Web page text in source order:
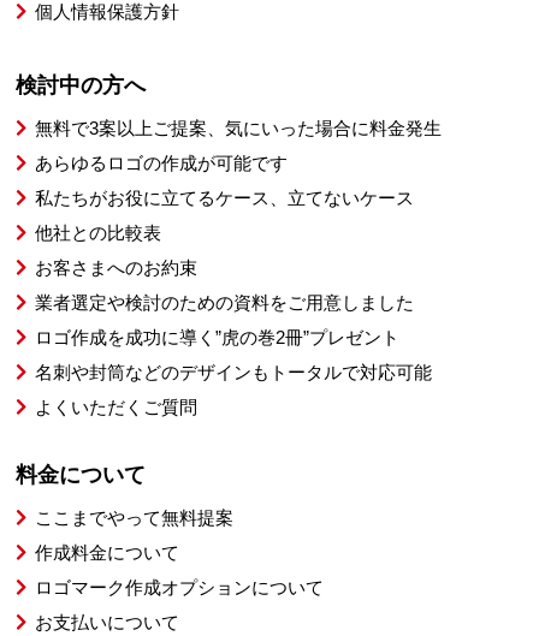
個人情報保護方針
検討中の方へ
無料で3案以上ご提案、気にいった場合に料金発生
あらゆるロゴの作成が可能です
私たちがお役に立てるケース、立てないケース
他社との比較表
お客さまへのお約束
業者選定や検討のための資料をご用意しました
ロゴ作成を成功に導く”虎の巻2冊”プレゼント
名刺や封筒などのデザインもトータルで対応可能
よくいただくご質問
料金について
ここまでやって無料提案
作成料金について
ロゴマーク作成オプションについて
お支払いについて